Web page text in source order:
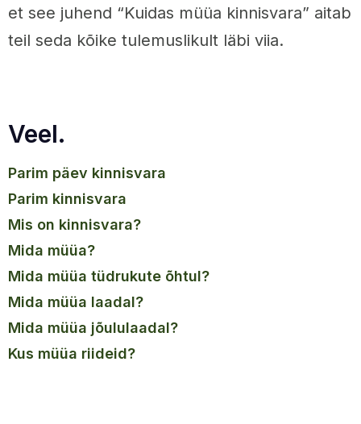
et see juhend “Kuidas müüa kinnisvara” aitab
teil seda kõike tulemuslikult läbi viia.
Veel.
parim päev kinnisvara
parim kinnisvara
mis on kinnisvara?
mida müüa?
mida müüa tüdrukute õhtul?
mida müüa laadal?
mida müüa jõululaadal?
kus müüa riideid?